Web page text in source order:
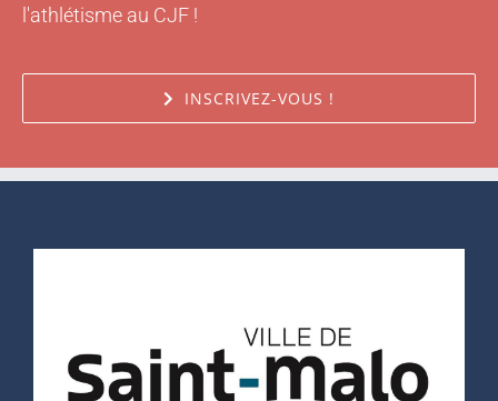
l'athlétisme au CJF !
INSCRIVEZ-VOUS !